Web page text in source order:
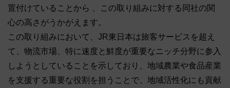
置付けていることから 、この取り組みに対する同社の関
心の高さがうかがえます。
この取り組みにおいて、JR東日本は旅客サービスを超え
て、物流市場、特に速度と鮮度が重要なニッチ分野に参入
しようとしていることを示しており、地域農業や食品産業
を支援する重要な役割を担うことで、地域活性化にも貢献